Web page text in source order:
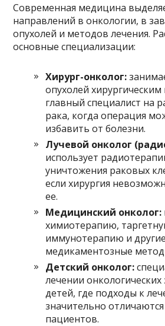
Современная медицина
направлений в онкологии, в
опухолей и методов лечения.
основные специализации:
Хирург-онколог:
опухолей хирургическим
главный специалист на
рака, когда операция
избавить от болезни.
Лучевой онколог
использует
уничтожения раковых
если хирургия
ее.
Медицинский онколог:
химиотерапию,
иммунотерапию и другие
медикаментозные
Детский онколог:
лечении
детей, где подходы к
значительно
пациентов.